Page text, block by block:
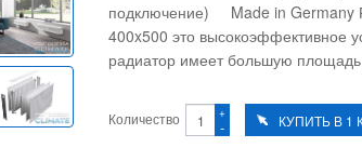
подключение) Made in Germany
400x500 это высокоэффективное
радиатор имеет большую
Количество -
+